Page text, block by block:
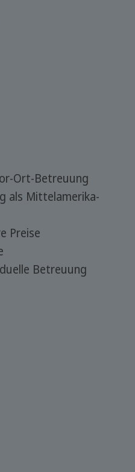
Ort-Betreuung
als Mittelamerika-
Preise
Betreuung